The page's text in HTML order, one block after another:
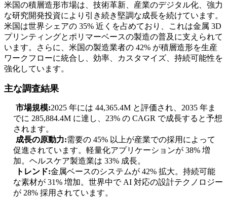
米国の積層造形市場は、技術革新、産業のデジタル化、強力
な研究開発投資により引き続き堅調な成長を続けています。
米国は世界シェアの 35% 近くを占めており、これは金属 3D
プリンティングとポリマーベースの製造の普及に支えられて
います。さらに、米国の製造業者の 42% が積層造形を生産
ワークフローに統合し、効率、カスタマイズ、持続可能性を
強化しています。
主な調査結果
市場規模:2025 年には 44,365.4M と評価され、2035 年ま
でに 285,884.4M に達し、23% の CAGR で成長すると予想
されます。
成長の原動力:需要の 45% 以上が産業での採用によって
促進されています。軽量化アプリケーションが 38% 増
加。ヘルスケア製造業は 33% 成長。
トレンド:金属ベースのシステムが 42% 拡大。持続可能
な素材が 31% 増加。世界中で AI 対応の設計テクノロジー
が 28% 採用されています。